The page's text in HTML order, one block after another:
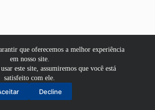
que oferecemos a melhor experiência
em nosso site.
este site, assumiremos que você está
satisfeito com ele.
Decline